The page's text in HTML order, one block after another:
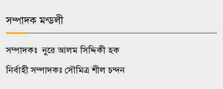
কালুখালীতে দপ্তর প্রধানদের সঙ্গে
এমপির মতবিনিময় সভা
কালুখালীতে শিক্ষাপ্রতিষ্ঠানে ক্রীড়া ও
সম্পাদক মন্ডলী
সম্পাদকঃ নুরে আলম সিদ্দিকী হক
নির্বাহী সম্পাদকঃ সৌমিত্র শীল চন্দন